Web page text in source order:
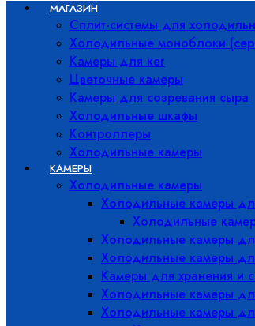
МАГАЗИН
Сплит-системы для
Холодильные моноблоки
Камеры для кег
Цветочные камеры
Камеры для созревания сыра
Холодильные шкафы
Контроллеры
Холодильные камеры
КАМЕРЫ
Холодильные камеры
Холодильные камеры
Холодильные
Холодильные камеры
Холодильные камеры
Камеры для хранения и
Холодильные камеры
Холодильные камеры